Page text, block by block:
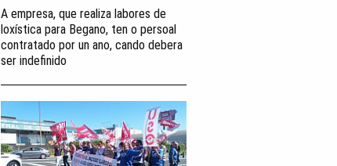
A empresa, que realiza labores de
loxística para Begano, ten o persoal
contratado por un ano, cando debera
ser indefinido